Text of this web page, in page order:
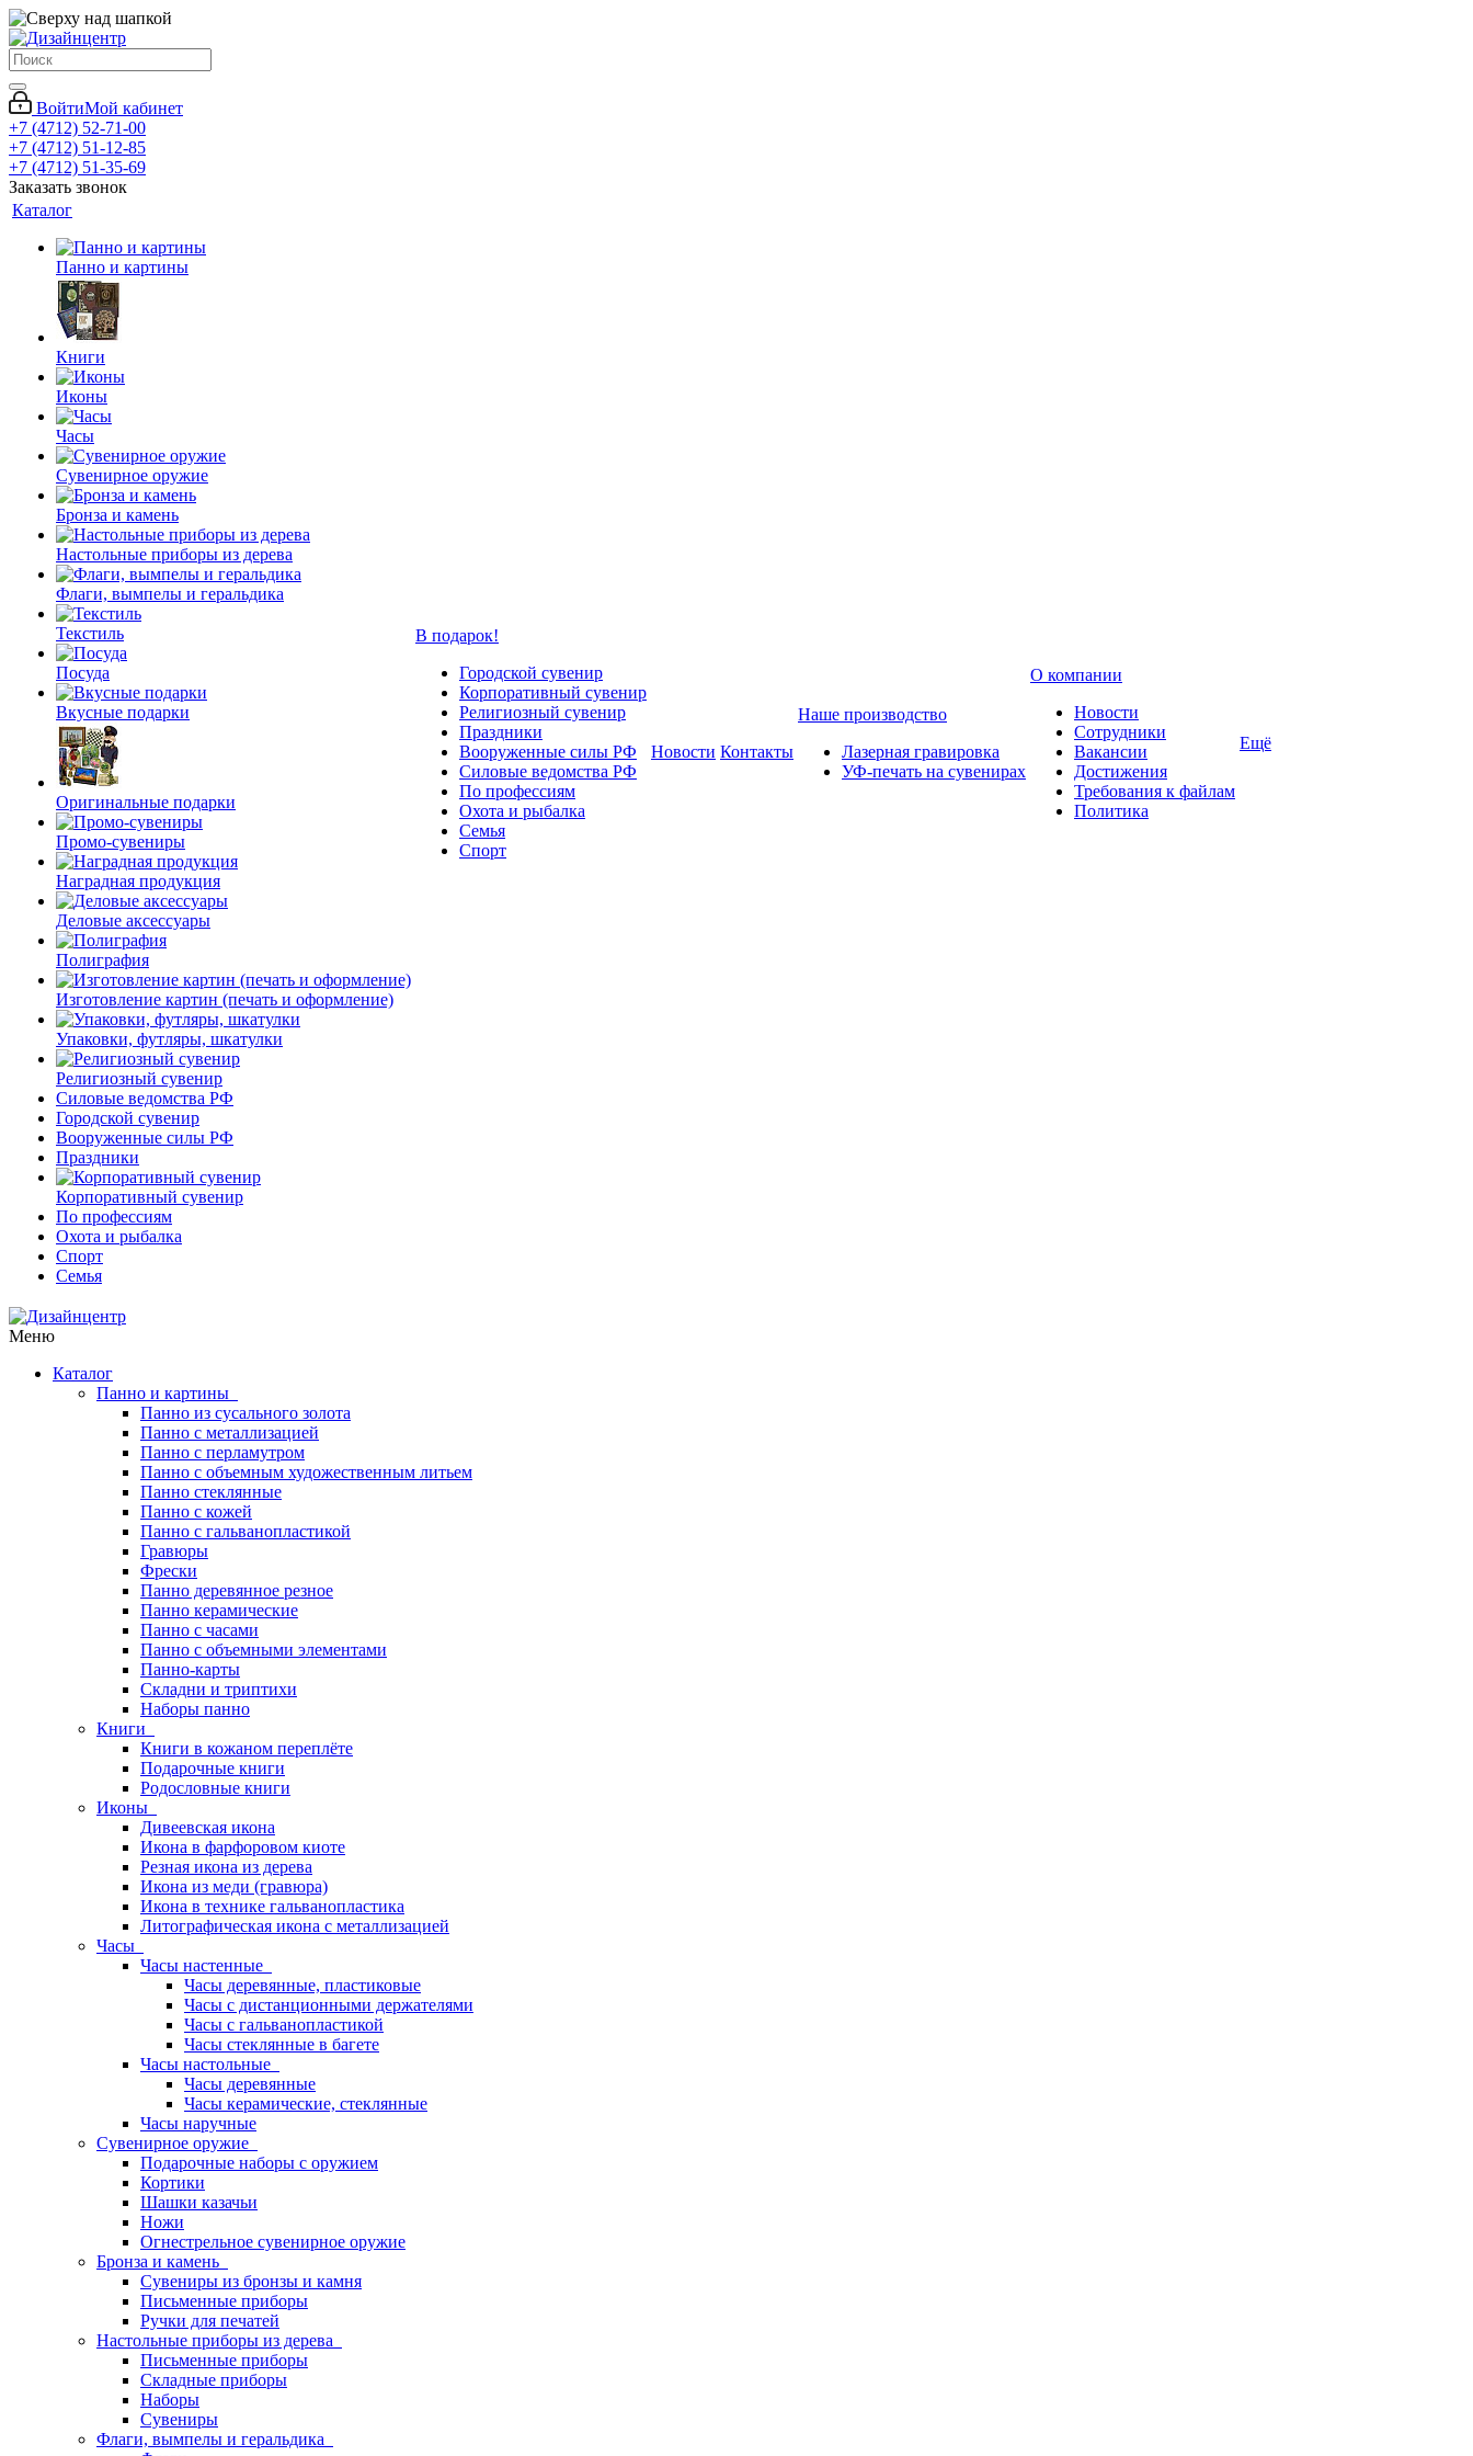
ВойтиМой кабинет
+7 (4712) 52-71-00
+7 (4712) 51-12-85
+7 (4712) 51-35-69
Заказать звонок
Каталог
Панно и картины
Книги
Иконы
Часы
Сувенирное оружие
Бронза и камень
Настольные приборы из дерева
Флаги, вымпелы и геральдика
Текстиль
Посуда
Вкусные подарки
Оригинальные подарки
Промо-сувениры
Наградная продукция
Деловые аксессуары
Полиграфия
Изготовление картин (печать и оформление)
Упаковки, футляры, шкатулки
Религиозный сувенир
Силовые ведомства РФ
Городской сувенир
Вооруженные силы РФ
Праздники
Корпоративный сувенир
По профессиям
Охота и рыбалка
Спорт
Семья
В подарок!
Городской сувенир
Корпоративный сувенир
Религиозный сувенир
Праздники
Вооруженные силы РФ
Силовые ведомства РФ
По профессиям
Охота и рыбалка
Семья
Спорт
Новости Контакты
Наше производство
Лазерная гравировка
УФ-печать на сувенирах
О компании
Новости
Сотрудники
Вакансии
Достижения
Требования к файлам
Политика
Ещё
Меню
Каталог
Панно и картины
Панно из сусального золота
Панно с металлизацией
Панно с перламутром
Панно с объемным художественным литьем
Панно стеклянные
Панно с кожей
Панно с гальванопластикой
Гравюры
Фрески
Панно деревянное резное
Панно керамические
Панно с часами
Панно с объемными элементами
Панно-карты
Складни и триптихи
Наборы панно
Книги
Книги в кожаном переплёте
Подарочные книги
Родословные книги
Иконы
Дивеевская икона
Икона в фарфоровом киоте
Резная икона из дерева
Икона из меди (гравюра)
Икона в технике гальванопластика
Литографическая икона с металлизацией
Часы
Часы настенные
Часы деревянные, пластиковые
Часы с дистанционными держателями
Часы с гальванопластикой
Часы стеклянные в багете
Часы настольные
Часы деревянные
Часы керамические, стеклянные
Часы наручные
Сувенирное оружие
Подарочные наборы с оружием
Кортики
Шашки казачьи
Ножи
Огнестрельное сувенирное оружие
Бронза и камень
Сувениры из бронзы и камня
Письменные приборы
Ручки для печатей
Настольные приборы из дерева
Письменные приборы
Складные приборы
Наборы
Сувениры
Флаги, вымпелы и геральдика